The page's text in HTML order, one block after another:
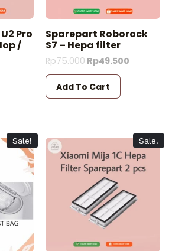
Pro
/
Sparepart Roborock
S7 – Hepa filter
Rp75.000 Rp49.500
Add To Cart
Sale! Sale!